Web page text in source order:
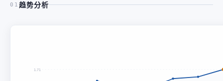
01 趋势分析
1.71